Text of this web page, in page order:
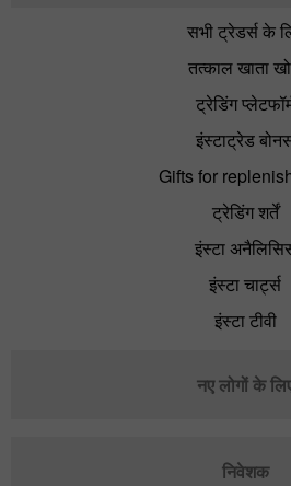
सभी ट्रेडर्स के
तत्काल खाता
ट्रेडिंग
इंस्टाट्रेड
Gifts for
ट्रेडिंग शर्तें
इंस्टा
इंस्टा चार्ट्स
इंस्टा टीवी
नए लोगों के
निवेशक